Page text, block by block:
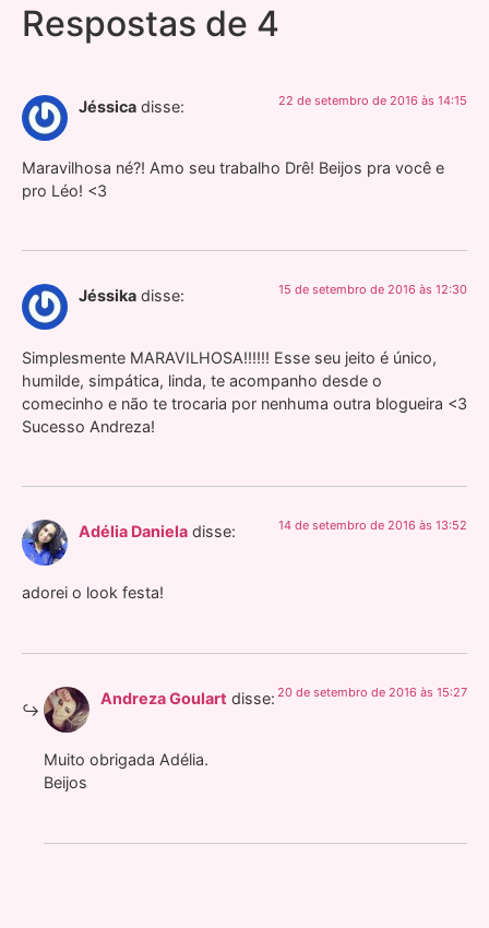
Respostas de 4
Jéssica disse: 22 de setembro de 2016 às 14:15
Maravilhosa né?! Amo seu trabalho Drê! Beijos pra você e
pro Léo! <3
Jéssika disse: 15 de setembro de 2016 às 12:30
Simplesmente MARAVILHOSA!!!!!! Esse seu jeito é único,
humilde, simpática, linda, te acompanho desde o
comecinho e não te trocaria por nenhuma outra blogueira <3
Sucesso Andreza!
Adélia Daniela disse: 14 de setembro de 2016 às 13:52
adorei o look festa!
Andreza Goulart disse: 20 de setembro de 2016 às 15:27
Muito obrigada Adélia.
Beijos